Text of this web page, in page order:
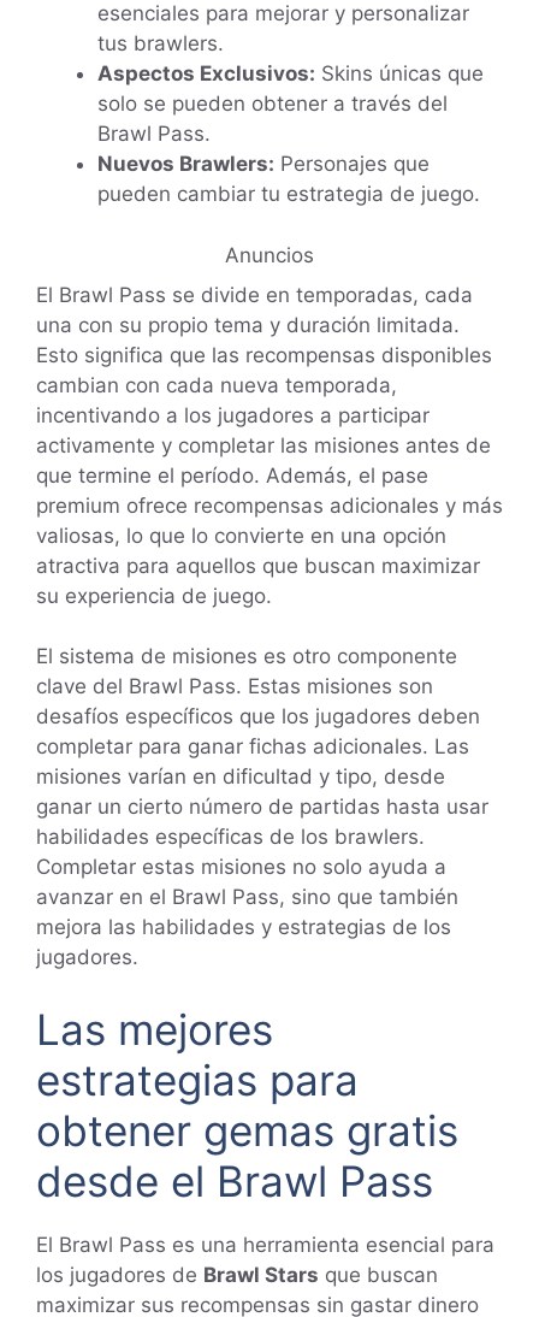
esenciales para mejorar y personalizar
tus brawlers.
Aspectos Exclusivos: Skins únicas que
solo se pueden obtener a través del
Brawl Pass.
Nuevos Brawlers: Personajes que
pueden cambiar tu estrategia de juego.
Anuncios
El Brawl Pass se divide en temporadas, cada
una con su propio tema y duración limitada.
Esto significa que las recompensas disponibles
cambian con cada nueva temporada,
incentivando a los jugadores a participar
activamente y completar las misiones antes de
que termine el período. Además, el pase
premium ofrece recompensas adicionales y más
valiosas, lo que lo convierte en una opción
atractiva para aquellos que buscan maximizar
su experiencia de juego.
El sistema de misiones es otro componente
clave del Brawl Pass. Estas misiones son
desafíos específicos que los jugadores deben
completar para ganar fichas adicionales. Las
misiones varían en dificultad y tipo, desde
ganar un cierto número de partidas hasta usar
habilidades específicas de los brawlers.
Completar estas misiones no solo ayuda a
avanzar en el Brawl Pass, sino que también
mejora las habilidades y estrategias de los
jugadores.
Las mejores
estrategias para
obtener gemas gratis
desde el Brawl Pass
El Brawl Pass es una herramienta esencial para
los jugadores de Brawl Stars que buscan
maximizar sus recompensas sin gastar dinero